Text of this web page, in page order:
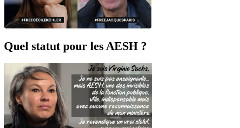
Quel statut pour les AESH ?